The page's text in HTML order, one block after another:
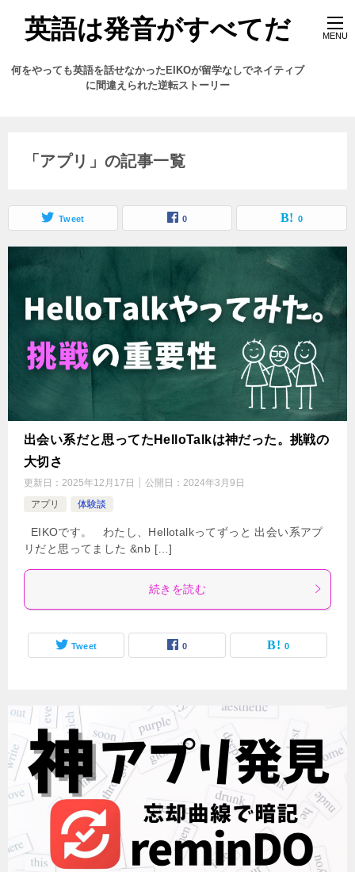
英語は発音がすべてだ
何をやっても英語を話せなかったEIKOが留学なしでネイティブ
に間違えられた逆転ストーリー
「アプリ」の記事一覧
Tweet 0 0
出会い系だと思ってたHelloTalkは神だった。挑戦の
大切さ
更新日： 2025年12月17日 公開日： 2024年3月9日
アプリ
体験談
EIKOです。 わたし、Hellotalkってずっと 出会い系アプ
リだと思ってました &nb […]
続きを読む
Tweet 0 0